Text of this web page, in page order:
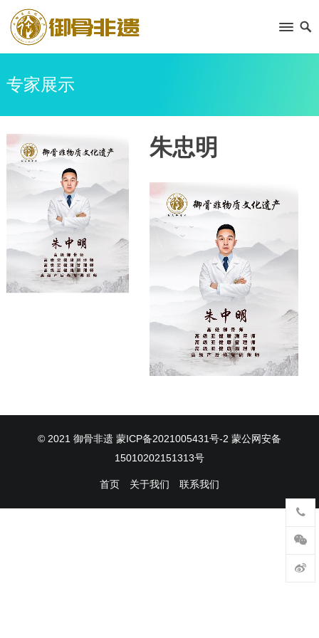
专家展示
朱忠明
© 2021 御骨非遗 蒙ICP备2021005431号-2 蒙公网安备
15010202151313号
首页 关于我们 联系我们